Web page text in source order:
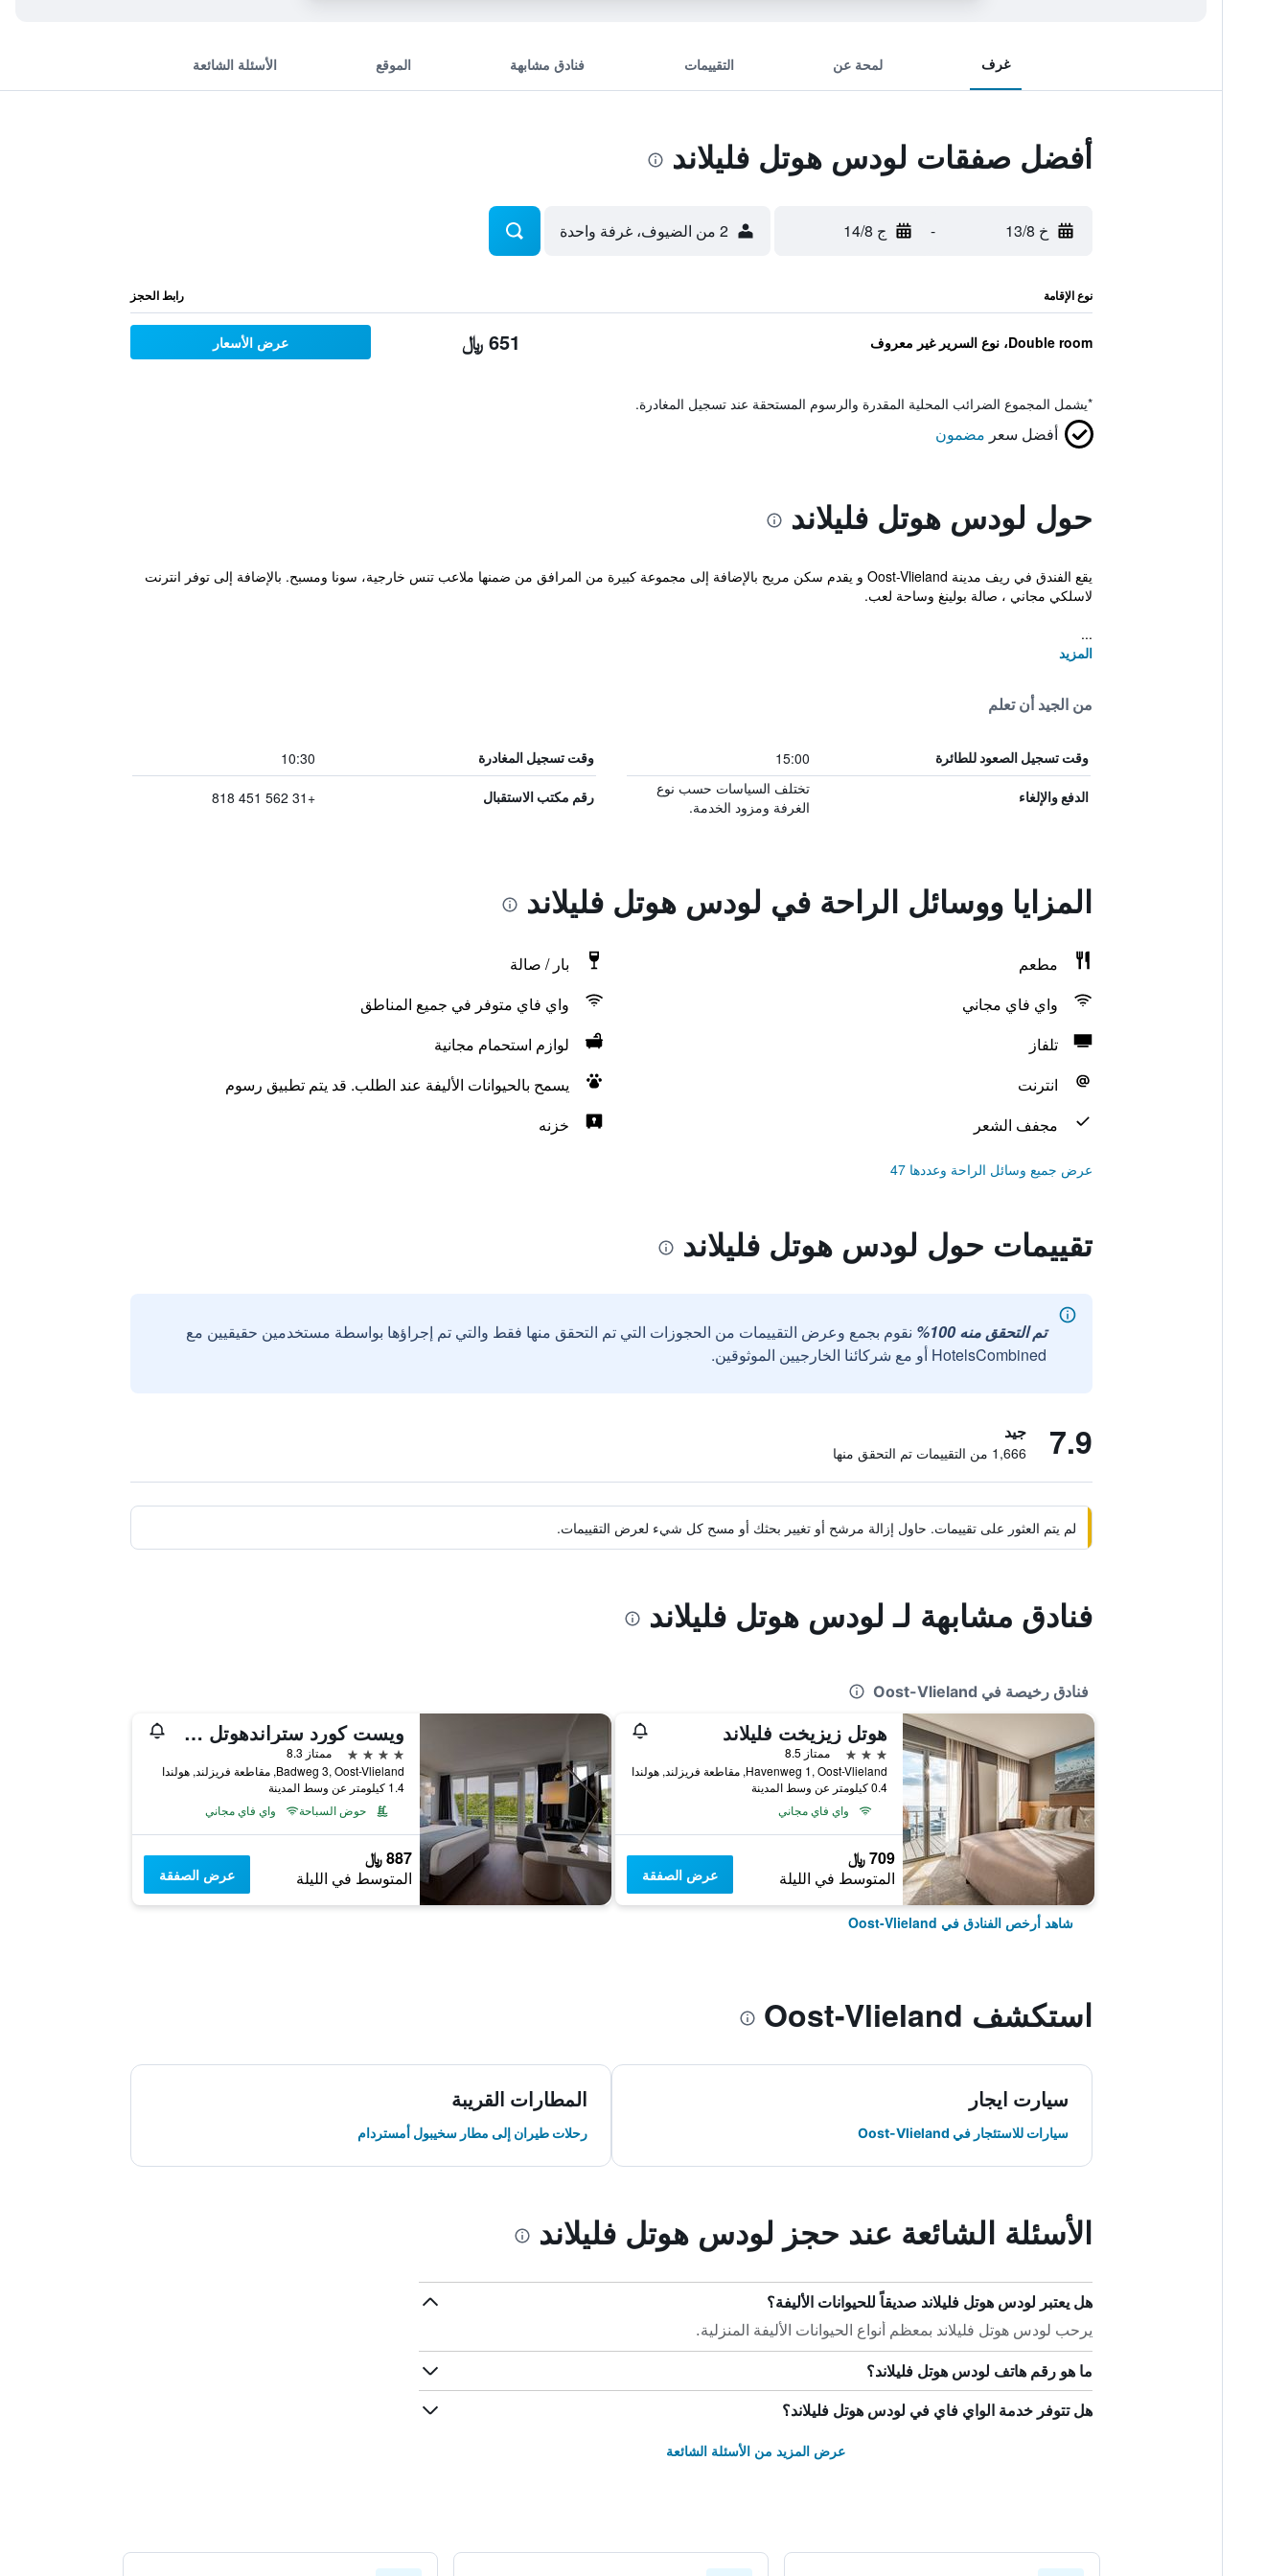
غرف لمحة عن التقييمات فنادق مشابهة الموقع الأسئلة الشائعة
أفضل صفقات لودس هوتل فليلاند
خ 13/8 - ج 14/8 2 من الضيوف، غرفة واحدة
نوع الإقامة رابط الحجز
Double room، نوع السرير غير معروف 651 ﷼ عرض الأسعار
*يشمل المجموع الضرائب المحلية المقدرة والرسوم المستحقة عند تسجيل المغادرة.
أفضل سعر مضمون
حول لودس هوتل فليلاند
يقع الفندق في ريف مدينة Oost-Vlieland و يقدم سكن مريح بالإضافة إلى مجموعة كبيرة من المرافق من ضمنها ملاعب تنس خارجية، سونا ومسبح. بالإضافة إلى توفر انترنت
لاسلكي مجاني ، صالة بولينغ وساحة لعب.
...
المزيد
من الجيد أن تعلم
وقت تسجيل الصعود للطائرة 15:00 وقت تسجيل المغادرة 10:30
الدفع والإلغاء
تختلف السياسات حسب نوع
الغرفة ومزود الخدمة.
رقم مكتب الاستقبال +31 562 451 818
المزايا ووسائل الراحة في لودس هوتل فليلاند
مطعم
بار / صالة
واي فاي مجاني
واي فاي متوفر في جميع المناطق
تلفاز
لوازم استحمام مجانية
انترنت
يسمح بالحيوانات الأليفة عند الطلب. قد يتم تطبيق رسوم
مجفف الشعر
خزنه
عرض جميع وسائل الراحة وعددها 47
تقييمات حول لودس هوتل فليلاند
تم التحقق منه 100%
نقوم بجمع وعرض التقييمات من الحجوزات التي تم التحقق منها فقط والتي تم إجراؤها بواسطة مستخدمين حقيقيين مع
HotelsCombined أو مع شركائنا الخارجيين الموثوقين.
7.9 جيد
1,666 من التقييمات تم التحقق منها
لم يتم العثور على تقييمات. حاول إزالة مرشح أو تغيير بحثك أو مسح كل شيء لعرض التقييمات.
فنادق مشابهة لـ لودس هوتل فليلاند
فنادق رخيصة في Oost-Vlieland
هوتل زيزيخت فليلاند
3 نجوم
ممتاز 8.5
Havenweg 1, Oost-Vlieland, مقاطعة فريزلند, هولندا
0.4 كيلومتر عن وسط المدينة
واي فاي مجاني
709 ﷼
المتوسط في الليلة عرض الصفقة
ويست كورد ستراندهوتل سيديون
4 نجوم
ممتاز 8.3
Badweg 3, Oost-Vlieland, مقاطعة فريزلند, هولندا
1.4 كيلومتر عن وسط المدينة
حوض السباحة
واي فاي مجاني
887 ﷼
المتوسط في الليلة عرض الصفقة
شاهد أرخص الفنادق في Oost-Vlieland
استكشف Oost-Vlieland
سيارت ايجار
سيارات للاستئجار في Oost-Vlieland
المطارات القريبة
رحلات طيران إلى مطار سخيبول أمستردام
الأسئلة الشائعة عند حجز لودس هوتل فليلاند
هل يعتبر لودس هوتل فليلاند صديقاً للحيوانات الأليفة؟
يرحب لودس هوتل فليلاند بمعظم أنواع الحيوانات الأليفة المنزلية.
ما هو رقم هاتف لودس هوتل فليلاند؟
هل تتوفر خدمة الواي فاي في لودس هوتل فليلاند؟
عرض المزيد من الأسئلة الشائعة